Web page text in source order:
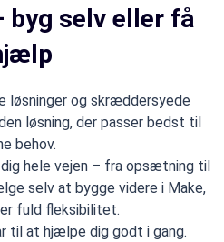
byg selv eller få
løsninger og skræddersyede
løsning, der passer bedst til
behov.
hele vejen – fra opsætning til
selv at bygge videre i Make,
fuld fleksibilitet.
til at hjælpe dig godt i gang.